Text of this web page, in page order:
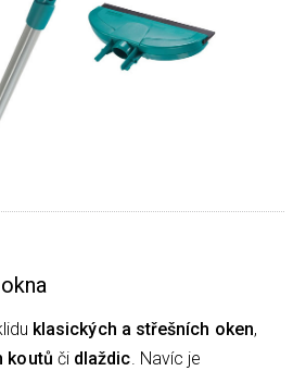
klasických a střešních oken,
koutů čidlaždic. Navíc je